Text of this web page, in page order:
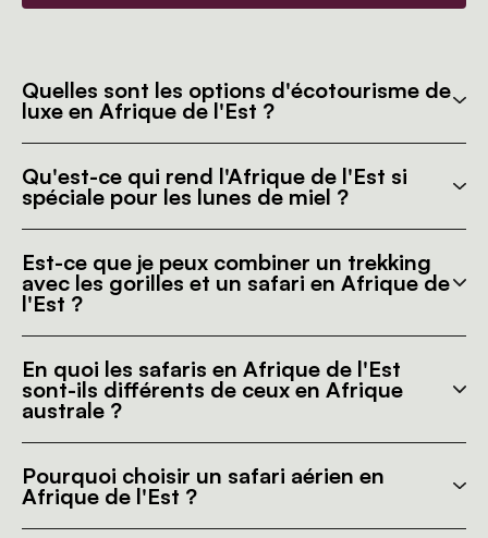
Quelles sont les options d'écotourisme de
luxe en Afrique de l'Est ?
Qu'est-ce qui rend l'Afrique de l'Est si
spéciale pour les lunes de miel ?
Est-ce que je peux combiner un trekking
avec les gorilles et un safari en Afrique de
l'Est ?
En quoi les safaris en Afrique de l'Est
sont-ils différents de ceux en Afrique
australe ?
Pourquoi choisir un safari aérien en
Afrique de l'Est ?